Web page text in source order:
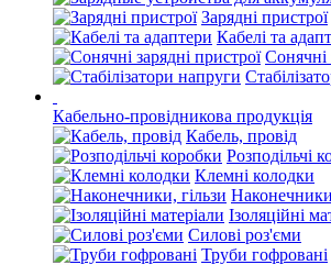
Зарядні пристрої
Кабелі та
Сонячні
Кабельно-провідникова продукція
Кабель, провід
Розподільчі
Клемні колодки
Ізоляційні
Силові роз'єми
Труби гофровані